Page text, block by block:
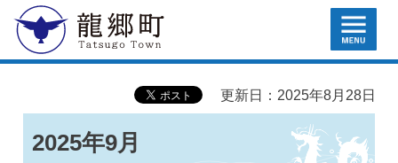
龍郷町 MENU
更新日：2025年8月28日
2025年9月